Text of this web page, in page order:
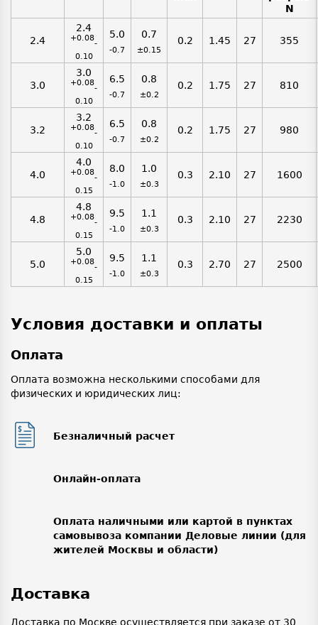
N
2.4
2.4
+0.08
-
0.10
5.0
-0.7
0.7
±0.15
0.2 1.45 27 355
3.0
3.0
+0.08
-
0.10
6.5
-0.7
0.8
±0.2
0.2 1.75 27 810
3.2
3.2
+0.08
-
0.10
6.5
-0.7
0.8
±0.2
0.2 1.75 27 980
4.0
4.0
+0.08
-
0.15
8.0
-1.0
1.0
±0.3
0.3 2.10 27 1600
4.8
4.8
+0.08
-
0.15
9.5
-1.0
1.1
±0.3
0.3 2.10 27 2230
5.0
5.0
+0.08
-
0.15
9.5
-1.0
1.1
±0.3
0.3 2.70 27 2500
Условия доставки и оплаты
Оплата
Оплата возможна несколькими способами для
физических и юридических лиц:
Безналичный расчет
Онлайн-оплата
Оплата наличными или картой в пунктах
самовывоза компании Деловые линии (для
жителей Москвы и области)
Доставка
Доставка по Москве осуществляется при заказе от 30